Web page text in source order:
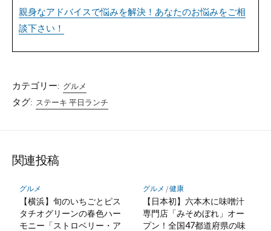
親身なアドバイスで悩みを解決！あなたのお悩みをご相
談下さい！
カテゴリー: グルメ
タグ: ステーキ 平日ランチ
関連投稿
グルメ
【横浜】旬のいちごとピス
タチオグリーンの春色ハー
モニー「ストロベリー・ア
グルメ /健康
【日本初】六本木に味噌汁
専門店「みそめぼれ」オー
プン！全国47都道府県の味